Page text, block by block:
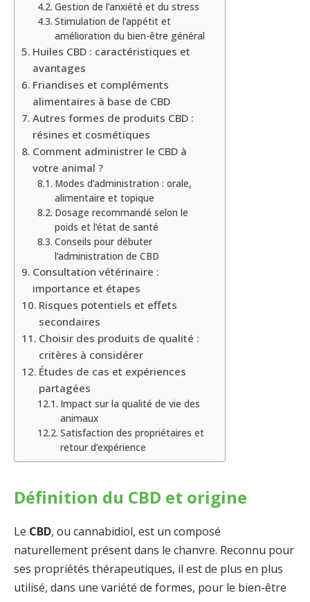
Gestion de l’anxiété et du stress
Stimulation de l’appétit et
amélioration du bien-être général
Huiles CBD : caractéristiques et
avantages
Friandises et compléments
alimentaires à base de CBD
Autres formes de produits CBD :
résines et cosmétiques
Comment administrer le CBD à
votre animal ?
Modes d’administration : orale,
alimentaire et topique
Dosage recommandé selon le
poids et l’état de santé
Conseils pour débuter
l’administration de CBD
Consultation vétérinaire :
importance et étapes
Risques potentiels et effets
secondaires
Choisir des produits de qualité :
critères à considérer
Études de cas et expériences
partagées
Impact sur la qualité de vie des
animaux
Satisfaction des propriétaires et
retour d’expérience
Définition du CBD et origine
Le CBD, ou cannabidiol, est un composé
naturellement présent dans le chanvre. Reconnu pour
ses propriétés thérapeutiques, il est de plus en plus
utilisé, dans une variété de formes, pour le bien-être